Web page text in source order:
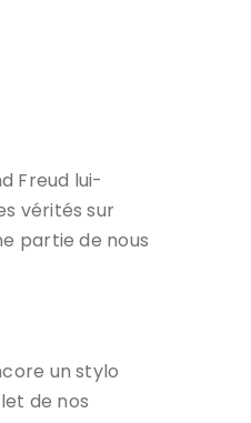
Freud lui-
vérités sur
partie de nous
un stylo
de nos